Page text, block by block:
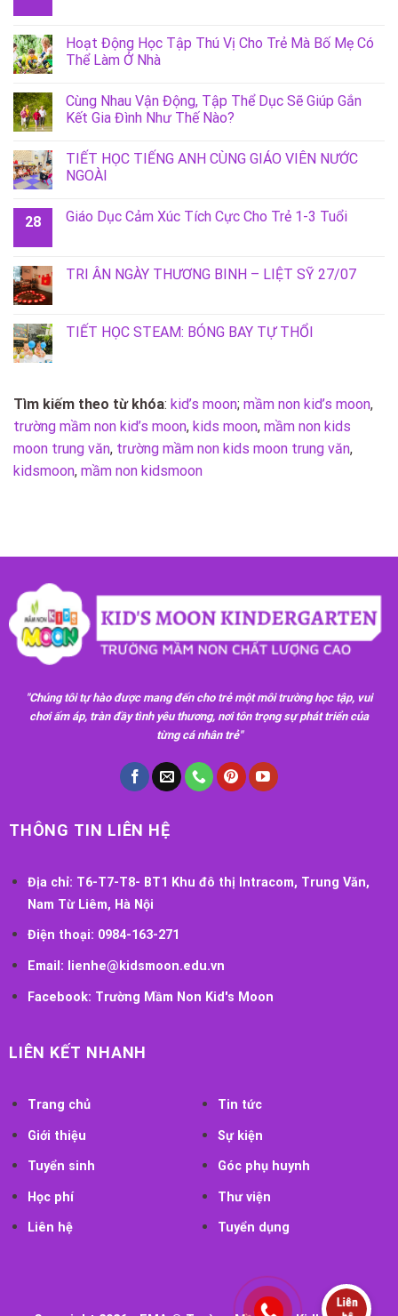
Hoạt Động Học Tập Thú Vị Cho Trẻ Mà Bố Mẹ Có
Thể Làm Ở Nhà
Cùng Nhau Vận Động, Tập Thể Dục Sẽ Giúp Gắn
Kết Gia Đình Như Thế Nào?
TIẾT HỌC TIẾNG ANH CÙNG GIÁO VIÊN NƯỚC
NGOÀI
28 Giáo Dục Cảm Xúc Tích Cực Cho Trẻ 1-3 Tuổi
TRI ÂN NGÀY THƯƠNG BINH – LIỆT SỸ 27/07
TIẾT HỌC STEAM: BÓNG BAY TỰ THỔI
Tìm kiếm theo từ khóa: kid’s moon; mầm non kid’s moon,
trường mầm non kid’s moon, kids moon, mầm non kids
moon trung văn, trường mầm non kids moon trung văn,
kidsmoon, mầm non kidsmoon
"Chúng tôi tự hào được mang đến cho trẻ một môi trường học tập, vui
chơi ấm áp, tràn đầy tình yêu thương, nơi tôn trọng sự phát triển của
từng cá nhân trẻ"
THÔNG TIN LIÊN HỆ
Địa chỉ: T6-T7-T8- BT1 Khu đô thị Intracom, Trung Văn,
Nam Từ Liêm, Hà Nội
Điện thoại: 0984-163-271
Email: lienhe@kidsmoon.edu.vn
Facebook: Trường Mầm Non Kid's Moon
LIÊN KẾT NHANH
Trang chủ
Giới thiệu
Tuyển sinh
Học phí
Liên hệ
Tin tức
Sự kiện
Góc phụ huynh
Thư viện
Tuyển dụng